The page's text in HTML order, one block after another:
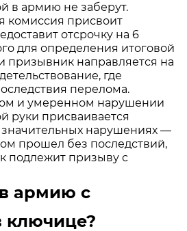
в армию не заберут.
комиссия присвоит
отсрочку на 6
для определения итоговой
призывник направляется на
где
перелома.
и умеренном нарушении
руки присваивается
значительных нарушениях —
прошел без последствий,
подлежит призыву с
армию с
ключице?